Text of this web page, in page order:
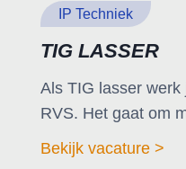
IP Techniek
TIG LASSER
Als TIG lasser
RVS. Het gaat om
Bekijk vacature >